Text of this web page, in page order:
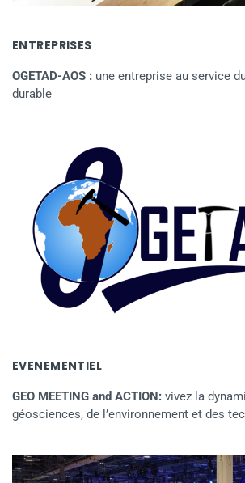
ENTREPRISES
OGETAD-AOS : une entreprise au service
durable
EVENEMENTIEL
GEO MEETING and ACTION: vivez la
géosciences, de l’environnement et des